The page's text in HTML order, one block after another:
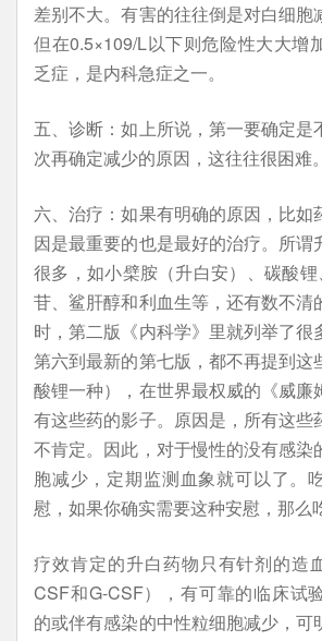
差别不大。有害的往往倒是对白细胞
但在0.5×109/L以下则危险性大大增
乏症，是内科急症之一。
五、诊断：如上所说，第一要确定是
次再确定减少的原因，这往往很困难。
六、治疗：如果有明确的原因，比如
因是最重要的也是最好的治疗。所谓
很多，如小檗胺（升白安）、碳酸
苷、鲨肝醇和利血生等，还有数不清
时，第二版《内科学》里就列举了很
第六到最新的第七版，都不再提到这
酸锂一种），在世界最权威的《威廉
有这些药的影子。原因是，所有这些
不肯定。因此，对于慢性的没有感染
胞减少，定期监测血象就可以了。
慰，如果你确实需要这种安慰，那么
疗效肯定的升白药物只有针剂的造
CSF和G-CSF），有可靠的临床试
的或伴有感染的中性粒细胞减少，可